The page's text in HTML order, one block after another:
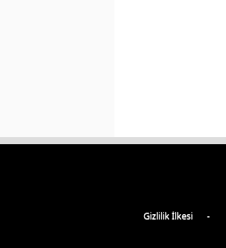
Gizlilik İlkesi